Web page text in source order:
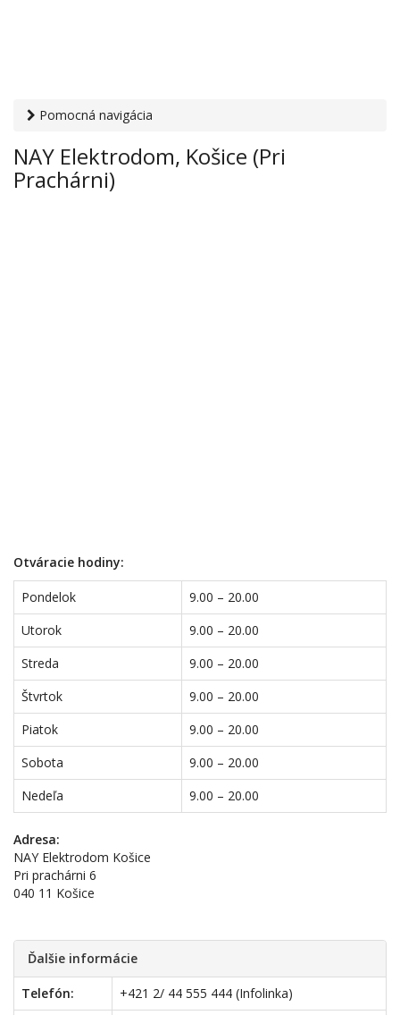
Pomocná navigácia
Elektrodom, Košice (Pri Prachárni)
NAY Elektrodom, Košice (Pri
Prachárni)
Otváracie hodiny:
Pondelok
9.00 – 20.00
Utorok
9.00 – 20.00
Streda
9.00 – 20.00
Štvrtok
9.00 – 20.00
Piatok
9.00 – 20.00
Sobota
9.00 – 20.00
Nedeľa
9.00 – 20.00
Adresa:
NAY Elektrodom Košice
Pri prachárni 6
040 11 Košice
Ďalšie informácie
Telefón:
+421 2/ 44 555 444 (Infolinka)